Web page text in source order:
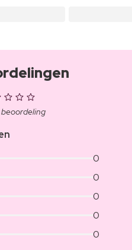
0
0
0
0
0